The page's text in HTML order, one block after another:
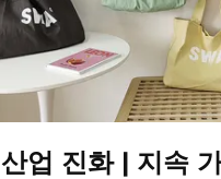
산업 진화 | 지속